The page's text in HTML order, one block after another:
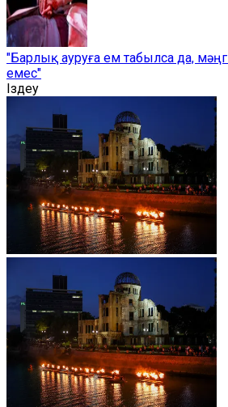
"Барлық ауруға ем табылса да,
емес"
Іздеу